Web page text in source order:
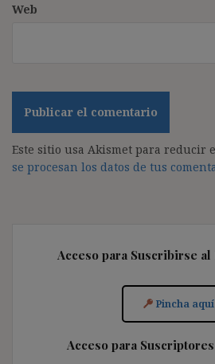
Web
Este sitio usa Akismet para reducir
se procesan los datos de tus
Acceso para Suscribirse al
Pincha aquí
Acceso para